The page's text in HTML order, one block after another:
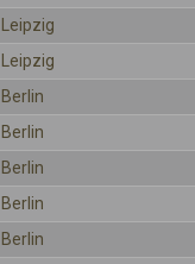
Leipzig
Leipzig
Berlin
Berlin
Berlin
Berlin
Berlin